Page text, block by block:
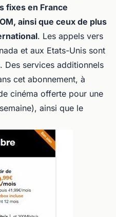
fixes en France
ainsi que ceux de plus
. Les appels vers
et aux Etats-Unis sont
Des services additionnels
cet abonnement, à
cinéma offerte pour une
ainsi que le